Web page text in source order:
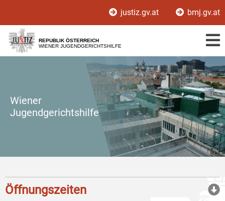
[1]
[2]
justiz.gv.at bmj.gv.at
REPUBLIK ÖSTERREICH
WIENER JUGENDGERICHTSHILFE
Wiener
Jugendgerichtshilfe
Öffnungszeiten